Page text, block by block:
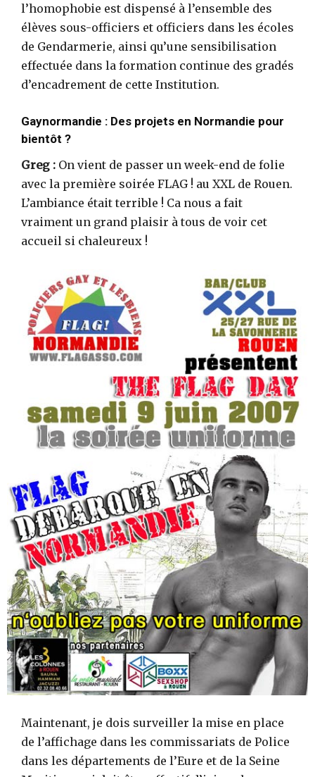
l’homophobie est dispensé à l’ensemble des
élèves sous-officiers et officiers dans les écoles
de Gendarmerie, ainsi qu’une sensibilisation
effectuée dans la formation continue des gradés
d’encadrement de cette Institution.
Gaynormandie : Des projets en Normandie pour
bientôt ?
Greg : On vient de passer un week-end de folie
avec la première soirée FLAG ! au XXL de Rouen.
L’ambiance était terrible ! Ca nous a fait
vraiment un grand plaisir à tous de voir cet
accueil si chaleureux !
Maintenant, je dois surveiller la mise en place
de l’affichage dans les commissariats de Police
dans les départements de l’Eure et de la Seine